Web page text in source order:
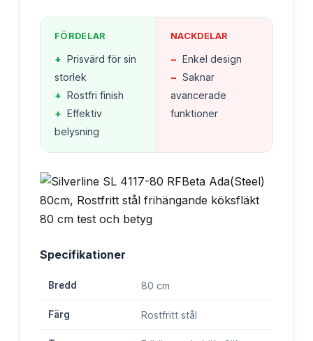
FÖRDELAR
+ Prisvärd för sin
storlek
+ Rostfri finish
+ Effektiv
belysning
NACKDELAR
− Enkel design
− Saknar
avancerade
funktioner
Specifikationer
Bredd 80 cm
Färg Rostfritt stål